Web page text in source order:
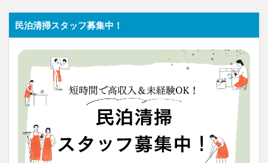
民泊清掃スタッフ募集中！